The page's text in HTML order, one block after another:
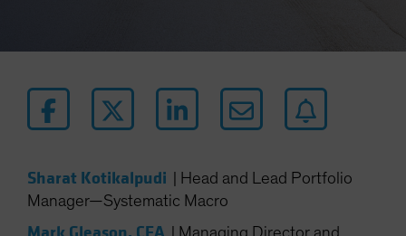
Japan - 日本
Luxembourg and Other EMEA
Sharat Kotikalpudi
Head and Lead Portfolio
Manager—Systematic Macro